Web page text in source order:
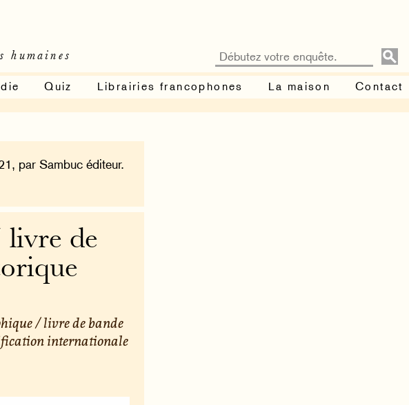
humaines
Quiz Librairies francophones La maison Contact
par Sambuc éditeur.
livre de
/ livre de bande
internationale